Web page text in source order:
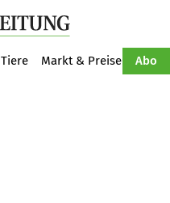
Tiere Markt & Preise Abo